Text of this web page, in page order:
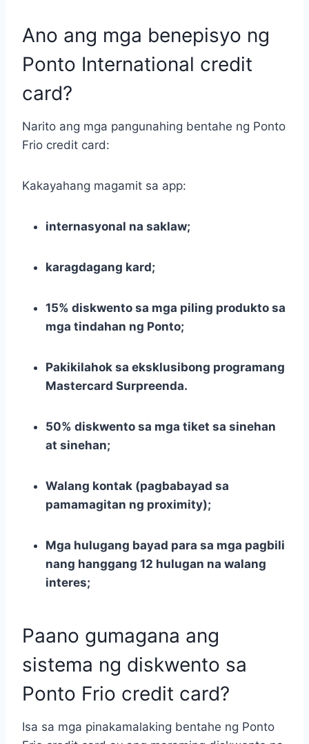
Ano ang mga benepisyo ng
Ponto International credit
card?
Narito ang mga pangunahing bentahe ng Ponto
Frio credit card:
Kakayahang magamit sa app:
internasyonal na saklaw;
karagdagang kard;
15% diskwento sa mga piling produkto sa
mga tindahan ng Ponto;
Pakikilahok sa eksklusibong programang
Mastercard Surpreenda.
50% diskwento sa mga tiket sa sinehan
at sinehan;
Walang kontak (pagbabayad sa
pamamagitan ng proximity);
Mga hulugang bayad para sa mga pagbili
nang hanggang 12 hulugan na walang
interes;
Paano gumagana ang
sistema ng diskwento sa
Ponto Frio credit card?
Isa sa mga pinakamalaking bentahe ng Ponto